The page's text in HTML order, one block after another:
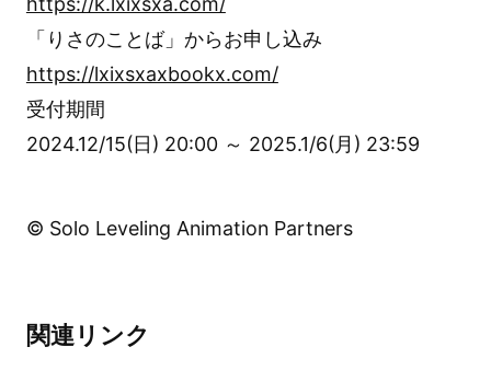
「りさのことば」からお申し込み
https://lxixsxaxbookx.com/
受付期間
2024.12/15(日) 20:00 ～ 2025.1/6(月) 23:59
© Solo Leveling Animation Partners
関連リンク